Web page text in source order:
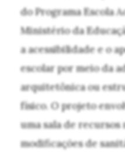
do Programa Escola
Ministério da
a acessibilidade e o
escolar por meio da
arquitetônica ou
físico. O projeto
uma sala de
modificações de